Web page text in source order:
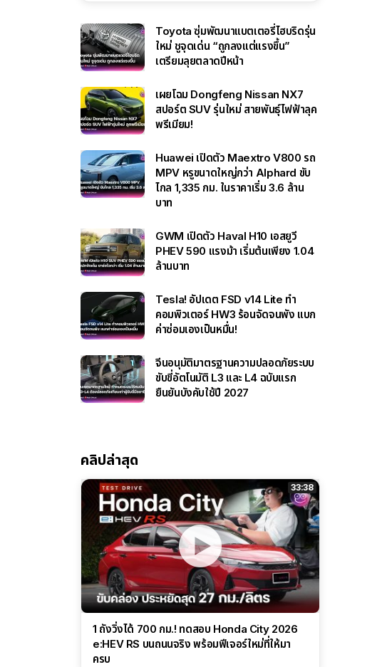
Toyota ซุ่มพัฒนาแบตเตอรี่ไฮบริดรุ่น
ใหม่ ชูจุดเด่น “ถูกลงแต่แรงขึ้น”
เตรียมลุยตลาดปีหน้า
เผยโฉม Dongfeng Nissan NX7
สปอร์ต SUV รุ่นใหม่ สายพันธุ์ไฟฟ้าลุค
พรีเมียม!
Huawei เปิดตัว Maextro V800 รถ
MPV หรูขนาดใหญ่กว่า Alphard ขับ
ไกล 1,335 กม. ในราคาเริ่ม 3.6 ล้าน
บาท
GWM เปิดตัว Haval H10 เอสยูวี
PHEV 590 แรงม้า เริ่มต้นเพียง 1.04
ล้านบาท
Tesla! อัปเดต FSD v14 Lite ทำ
คอมพิวเตอร์ HW3 ร้อนจัดจนพัง แบก
ค่าซ่อมเองเป็นหมื่น!
จีนอนุมัติมาตรฐานความปลอดภัยระบบ
ขับขี่อัตโนมัติ L3 และ L4 ฉบับแรก
ยืนยันบังคับใช้ปี 2027
คลิปล่าสุด
33:38
1 ถังวิ่งได้ 700 กม.! ทดสอบ Honda City 2026
e:HEV RS บนถนนจริง พร้อมฟีเจอร์ใหม่ที่ให้มา
ครบ